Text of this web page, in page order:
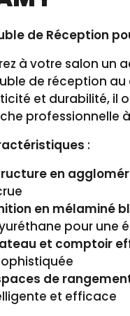
de Réception
à votre salon un
de réception
et durabilité, il
professionnelle
:
en
en mélaminé
pour une
et comptoir
de
et efficace